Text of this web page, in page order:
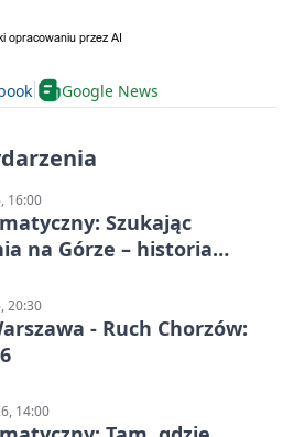
Google News
16:00
Szukając
na Górze – historia
20:30
- Ruch Chorzów:
14:00